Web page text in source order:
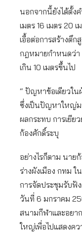
นอกจากนี้ยังได้ตั้ง
เมตร 16 เมตร 20
เอื้อต่อการสร้างตึก
กฎหมายกำหนดว่า
เกิน 10 เมตรขึ้นไป
“ ปัญหาข้อเดียวใน
ซึ่งเป็นปัญหาใหญ่มา
ผลกระทบ การเยียว
ก้องศักดิ์ระบุ
อย่างไรก็ตาม นาย
ร่างผังเมือง กทม
การจัดประชุมรับฟั
วันที่ 6 มกราคม
สนามกีฬาและอยา
ใหญ่เพื่อไปแสดงค